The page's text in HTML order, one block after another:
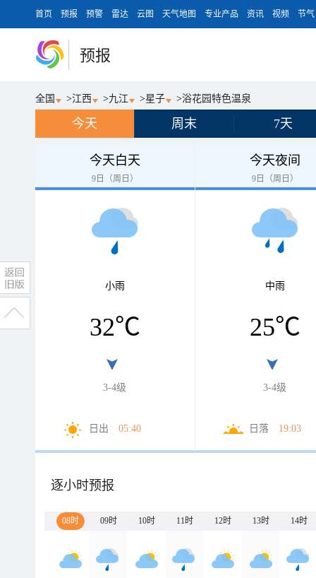
首页 预报 预警 雷达 云图 天气地图 专业产品 资讯 视频 节气
预报
全国 >江西 >九江 >星子 >浴花园特色温泉
今天 周末 7天
今天白天
9日（周日）
小雨
32℃
3-4级
日出 05:40
今天夜间
9日（周日）
中雨
25℃
3-4级
日落 19:03
逐小时预报
08时 09时 10时 11时 12时 13时 14时